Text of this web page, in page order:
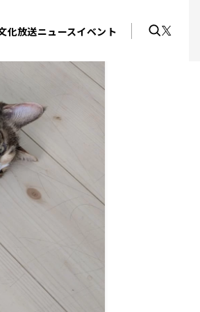
化放送ニュースイベント